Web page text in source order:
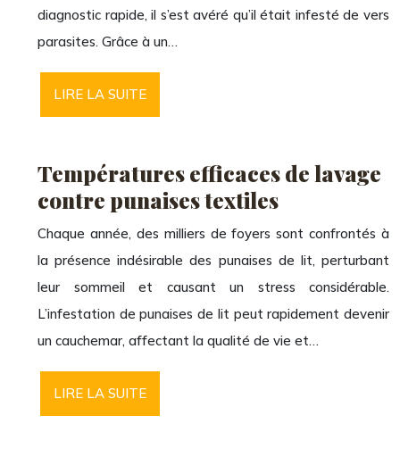
diagnostic rapide, il s’est avéré qu’il était infesté de vers
parasites. Grâce à un…
LIRE LA SUITE
Températures efficaces de lavage
contre punaises textiles
Chaque année, des milliers de foyers sont confrontés à
la présence indésirable des punaises de lit, perturbant
leur sommeil et causant un stress considérable.
L’infestation de punaises de lit peut rapidement devenir
un cauchemar, affectant la qualité de vie et…
LIRE LA SUITE